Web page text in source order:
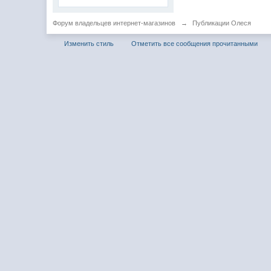
Форум владельцев интернет-магазинов → Публикации Олеся
Изменить стиль Отметить все сообщения прочитанными